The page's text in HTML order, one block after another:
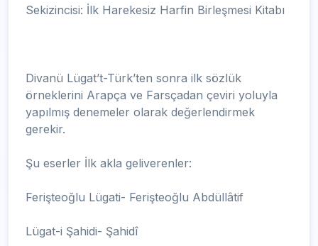
Sekizincisi: İlk Harekesiz Harfin Birleşmesi Kitabı
Divanü Lügat’t-Türk’ten sonra ilk sözlük
örneklerini Arapça ve Farsçadan çeviri yoluyla
yapılmış denemeler olarak değerlendirmek
gerekir.
Şu eserler İlk akla geliverenler:
Ferişteoğlu Lügati- Ferişteoğlu Abdüllâtif
Lügat-i Şahidi- Şahidî